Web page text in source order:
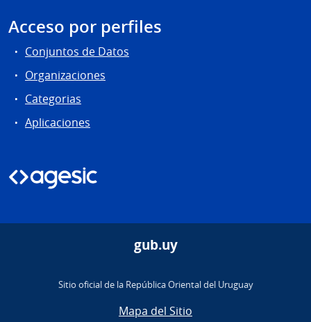
Acceso por perfiles
Conjuntos de Datos
Organizaciones
Categorias
Aplicaciones
gub.uy
Sitio oficial de la República Oriental del Uruguay
Mapa del Sitio